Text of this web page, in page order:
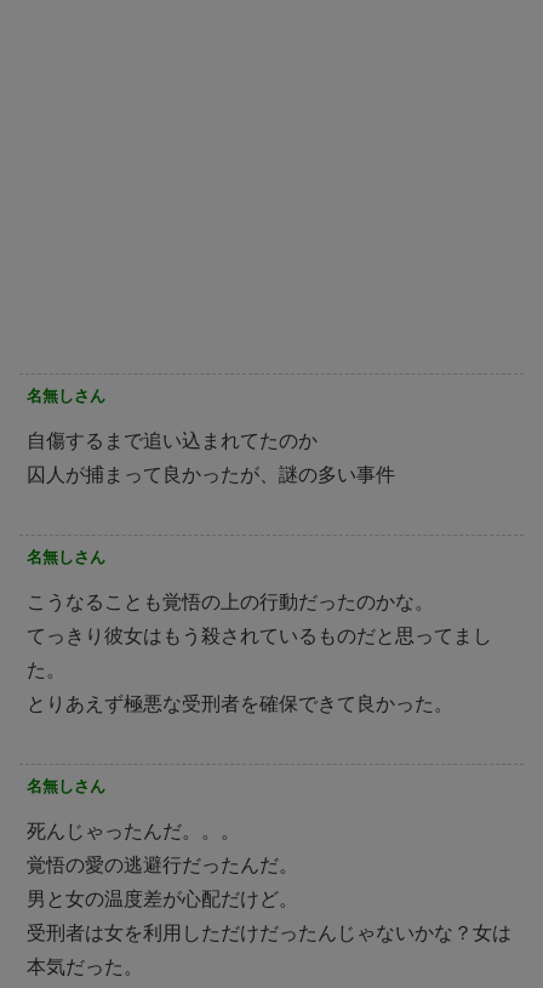
名無しさん
自傷するまで追い込まれてたのか
囚人が捕まって良かったが、謎の多い事件
名無しさん
こうなることも覚悟の上の行動だったのかな。
てっきり彼女はもう殺されているものだと思ってまし
た。
とりあえず極悪な受刑者を確保できて良かった。
名無しさん
死んじゃったんだ。。。
覚悟の愛の逃避行だったんだ。
男と女の温度差が心配だけど。
受刑者は女を利用しただけだったんじゃないかな？女は
本気だった。